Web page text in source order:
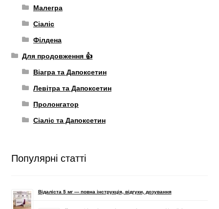
Малегра
Сіаліс
Філдена
Для продовження 👍
Віагра та Дапоксетин
Левітра та Дапоксетин
Пролонгатор
Сіаліс та Дапоксетин
Популярні статті
Відаліста 5 мг — повна інструкція, відгуки, дозування